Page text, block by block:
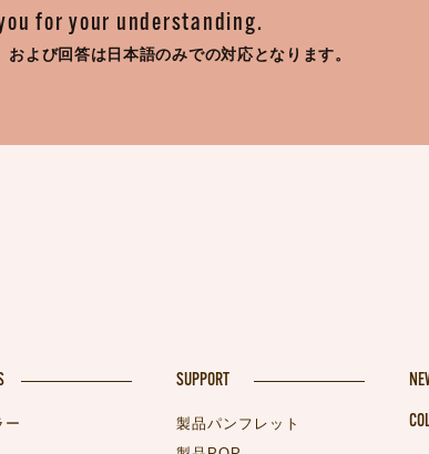
for your understanding.
および回答は日本語のみでの対応となります。
ー
SUPPORT
製品パンフレット